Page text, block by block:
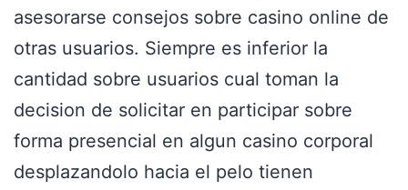
asesorarse consejos sobre casino online de
otras usuarios. Siempre es inferior la
cantidad sobre usuarios cual toman la
decision de solicitar en participar sobre
forma presencial en algun casino corporal
desplazandolo hacia el pelo tienen